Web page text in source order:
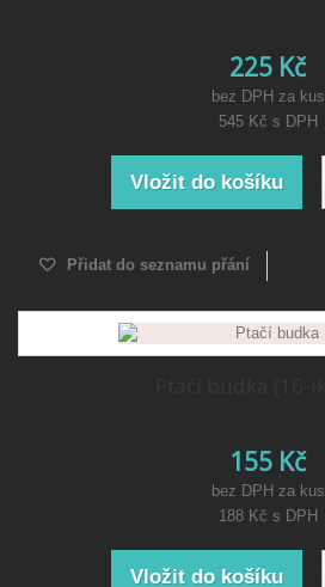
225 Kč
bez DPH za kus
545 Kč s DPH
Vložit do košíku
Přidat do seznamu přání
155 Kč
bez DPH za kus
188 Kč s DPH
Vložit do košíku